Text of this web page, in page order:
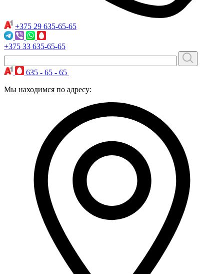
+375 29 635-65-65
+375 33 635-65-65
635 - 65 - 65
Мы находимся по адресу: